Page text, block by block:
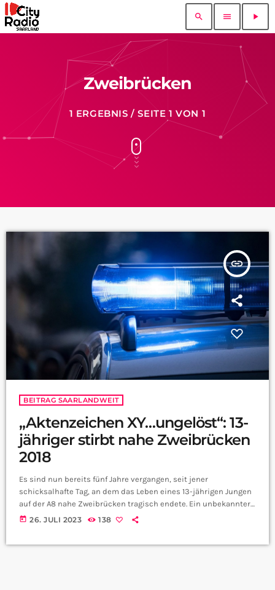
search menu play_arrow
Zweibrücken
1 ERGEBNIS / SEITE 1 VON 1
insert_link
BEITRAG SAARLANDWEIT
„Aktenzeichen XY…ungelöst“: 13-
jähriger stirbt nahe Zweibrücken
2018
Es sind nun bereits fünf Jahre vergangen, seit jener
schicksalhafte Tag, an dem das Leben eines 13-jährigen Jungen
auf der A8 nahe Zweibrücken tragisch endete. Ein unbekannter
Autofahrer verursachte einen verheerenden Unfall, indem er
today 26. JULI 2023 138